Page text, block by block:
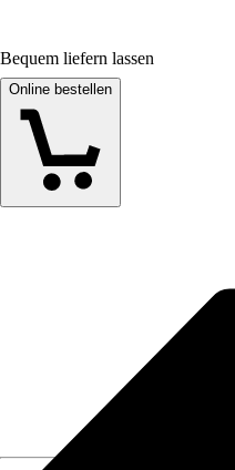
Bequem liefern lassen
Online bestellen